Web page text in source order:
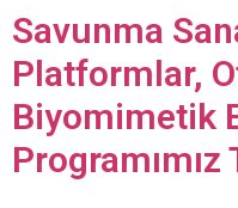
Savunma
Platformlar,
Biyomimetik
Programımız